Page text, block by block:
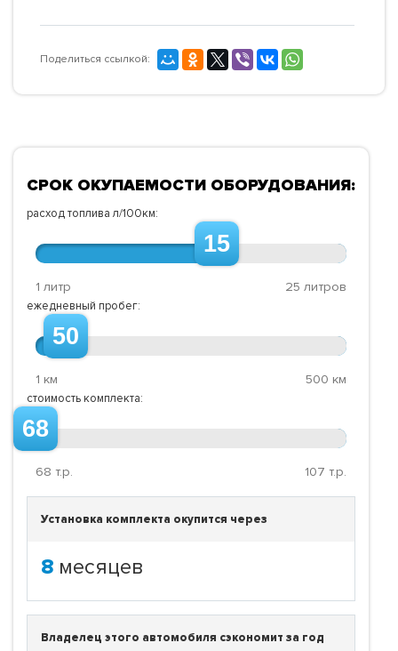
Поделиться ссылкой:
СРОК ОКУПАЕМОСТИ ОБОРУДОВАНИЯ:
расход топлива л/100км:
15
1 литр 25 литров
ежедневный пробег:
50
1 км 500 км
стоимость комплекта:
68
68 т.р. 107 т.р.
Установка комплекта окупится через
8 месяцев
Владелец этого автомобиля сэкономит за год